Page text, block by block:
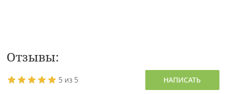
Отзывы:
5 из 5 НАПИСАТЬ